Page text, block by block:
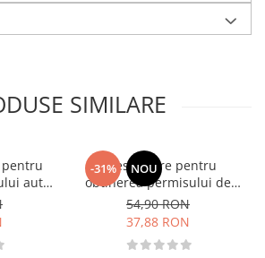
SIMILARE
auto
2026
-31% NOU
Chestionare pentru
obtinerea permisului de
conducere auto - Categoria
B - 2026
54,90 RON
37,88 RON